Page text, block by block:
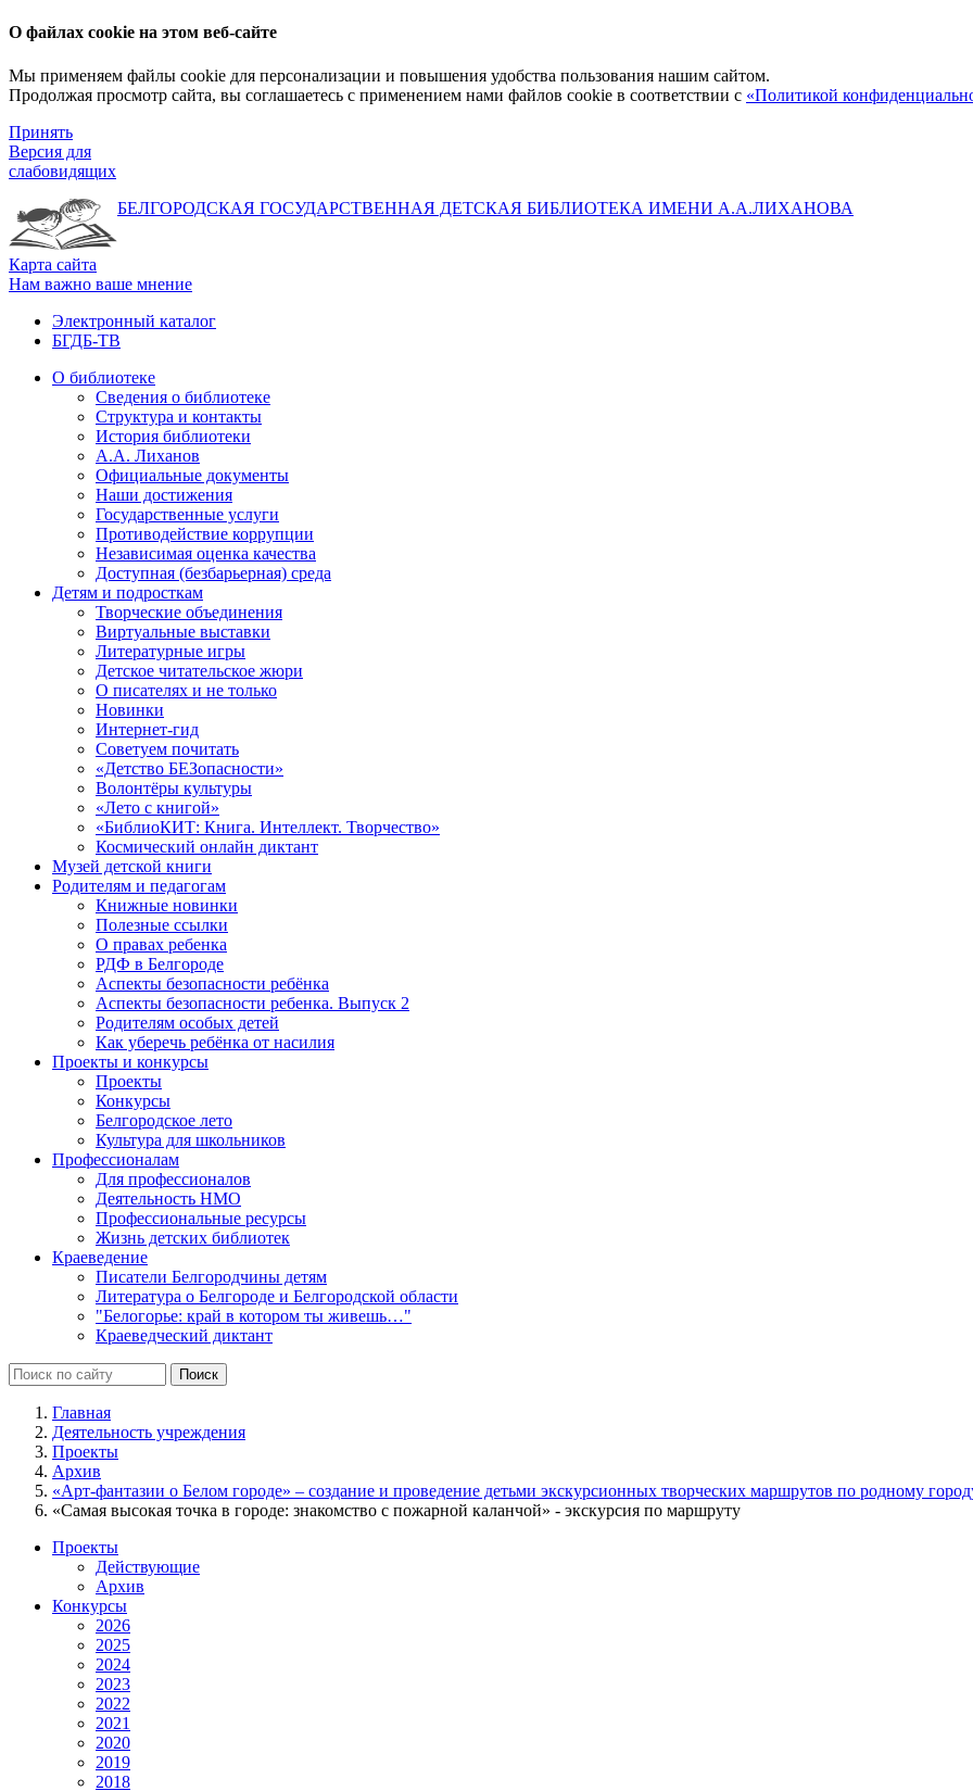
О файлах cookie на этом веб-сайте
Мы применяем файлы cookie для персонализации и повышения удобства пользования нашим сайтом.
Продолжая просмотр сайта, вы соглашаетесь с применением нами файлов cookie в соответствии с «Политикой
Принять
Версия для
слабовидящих
БЕЛГОРОДСКАЯ ГОСУДАРСТВЕННАЯ ДЕТСКАЯ БИБЛИОТЕКА ИМЕНИ А.А.ЛИХАНОВА
Карта сайта
Нам важно ваше мнение
Электронный каталог
БГДБ-ТВ
О библиотеке
Сведения о библиотеке
Структура и контакты
История библиотеки
А.А. Лиханов
Официальные документы
Наши достижения
Государственные услуги
Противодействие коррупции
Независимая оценка качества
Доступная (безбарьерная) среда
Детям и подросткам
Творческие объединения
Виртуальные выставки
Литературные игры
Детское читательское жюри
О писателях и не только
Новинки
Интернет-гид
Советуем почитать
«Детство БЕЗопасности»
Волонтёры культуры
«Лето с книгой»
«БиблиоКИТ: Книга. Интеллект. Творчество»
Космический онлайн диктант
Музей детской книги
Родителям и педагогам
Книжные новинки
Полезные ссылки
О правах ребенка
РДФ в Белгороде
Аспекты безопасности ребёнка
Аспекты безопасности ребенка. Выпуск 2
Родителям особых детей
Как уберечь ребёнка от насилия
Проекты и конкурсы
Проекты
Конкурсы
Белгородское лето
Культура для школьников
Профессионалам
Для профессионалов
Деятельность НМО
Профессиональные ресурсы
Жизнь детских библиотек
Краеведение
Писатели Белгородчины детям
Литература о Белгороде и Белгородской области
"Белогорье: край в котором ты живешь…"
Краеведческий диктант
Главная
Деятельность учреждения
Проекты
Архив
«Арт-фантазии о Белом городе» – создание и проведение детьми экскурсионных творческих маршрутов по родному
«Самая высокая точка в городе: знакомство с пожарной каланчой» - экскурсия по маршруту
Проекты
Действующие
Архив
Конкурсы
2026
2025
2024
2023
2022
2021
2020
2019
2018